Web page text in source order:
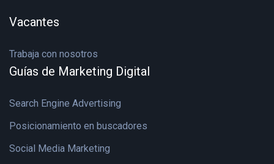
Vacantes
Trabaja con nosotros
Guías de Marketing Digital
Search Engine Advertising
Posicionamiento en buscadores
Social Media Marketing